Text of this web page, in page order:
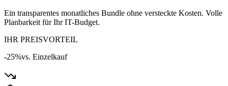
Ein transparentes monatliches Bundle ohne versteckte Kosten. Volle
Planbarkeit für Ihr IT-Budget.
IHR PREISVORTEIL
-25%vs. Einzelkauf